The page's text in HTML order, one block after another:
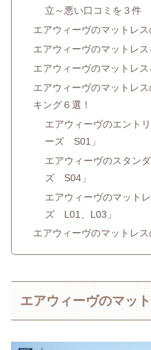
立～悪い口コミを３件
エアウィーヴのマットレ
エアウィーヴのマットレ
エアウィーヴのマットレ
エアウィーヴのマットレ
キング６選！
エアウィーヴのエント
ーズ S01」
エアウィーヴのスタン
ズ S04」
エアウィーヴのマット
ズ L01、L03」
エアウィーヴのマットレ
エアウィーヴのマッ